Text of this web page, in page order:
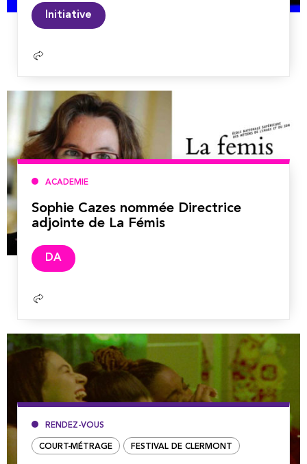
Initiative
ACADEMIE
Sophie Cazes nommée Directrice
adjointe de La Fémis
DA
RENDEZ-VOUS
COURT-MÉTRAGE FESTIVAL DE CLERMONT